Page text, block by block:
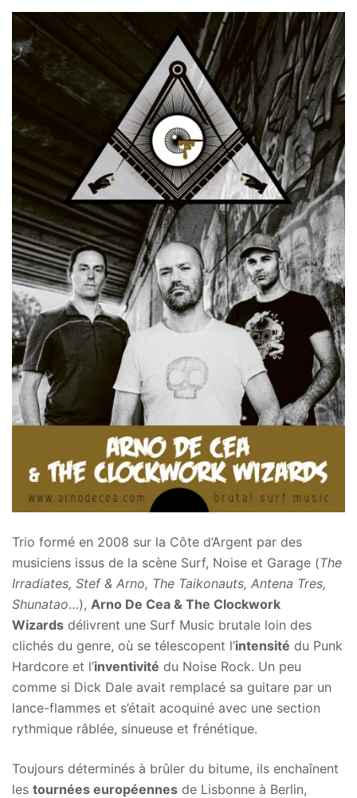
Trio formé en 2008 sur la Côte d’Argent par des
musiciens issus de la scène Surf, Noise et Garage (The
Irradiates, Stef & Arno, The Taikonauts, Antena Tres,
Shunatao…), Arno De Cea & The Clockwork
Wizards délivrent une Surf Music brutale loin des
clichés du genre, où se télescopent l’intensité du Punk
Hardcore et l’inventivité du Noise Rock. Un peu
comme si Dick Dale avait remplacé sa guitare par un
lance-flammes et s’était acoquiné avec une section
rythmique râblée, sinueuse et frénétique.
Toujours déterminés à brûler du bitume, ils enchaînent
les tournées européennes de Lisbonne à Berlin,